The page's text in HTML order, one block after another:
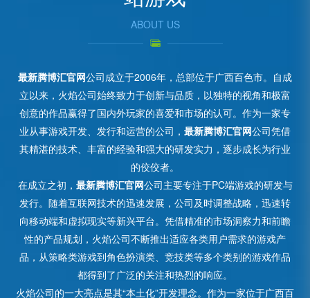
ABOUT US
最新腾博汇官网公司成立于2006年，总部位于广西百色市。自成
立以来，火焰公司始终致力于创新与品质，以独特的视角和极富
创意的作品赢得了国内外玩家的喜爱和市场的认可。作为一家专
业从事游戏开发、发行和运营的公司， 最新腾博汇官网公司凭借
其精湛的技术、丰富的经验和强大的研发实力，逐步成长为行业
的佼佼者。
在成立之初， 最新腾博汇官网公司主要专注于PC端游戏的研发与
发行。随着互联网技术的迅速发展，公司及时调整战略，迅速转
向移动端和虚拟现实等新兴平台。凭借精准的市场洞察力和前瞻
性的产品规划，火焰公司不断推出适应各类用户需求的游戏产
品，从策略类游戏到角色扮演类、竞技类等多个类别的游戏作品
都得到了广泛的关注和热烈的响应。
火焰公司的一大亮点是其“本土化”开发理念。作为一家位于广西百